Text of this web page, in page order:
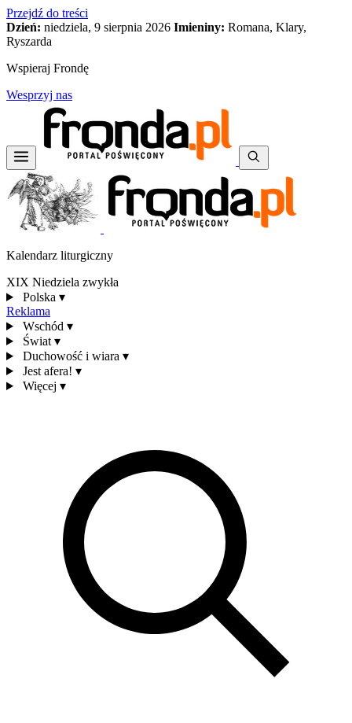
Przejdź do treści
Dzień: niedziela, 9 sierpnia 2026 Imieniny: Romana, Klary,
Ryszarda
Wspieraj Frondę
Wesprzyj nas
Kalendarz liturgiczny
XIX Niedziela zwykła
Polska ▾
Reklama
Wschód ▾
Świat ▾
Duchowość i wiara ▾
Jest afera! ▾
Więcej ▾